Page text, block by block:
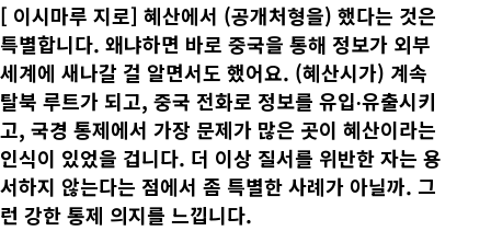
[ 이시마루 지로] 혜산에서 (공개처형을) 했다는 것은
특별합니다. 왜냐하면 바로 중국을 통해 정보가 외부
세계에 새나갈 걸 알면서도 했어요. (혜산시가) 계속
탈북 루트가 되고, 중국 전화로 정보를 유입∙유출시키
고, 국경 통제에서 가장 문제가 많은 곳이 혜산이라는
인식이 있었을 겁니다. 더 이상 질서를 위반한 자는 용
서하지 않는다는 점에서 좀 특별한 사례가 아닐까. 그
런 강한 통제 의지를 느낍니다.